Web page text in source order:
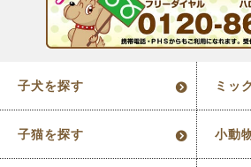
子犬を探す ミッ
子猫を探す 小動